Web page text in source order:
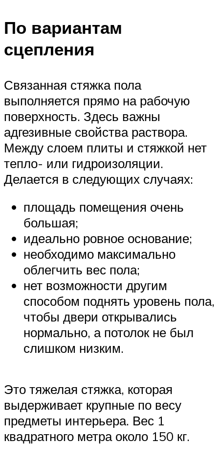
По вариантам
сцепления
Связанная стяжка пола
выполняется прямо на рабочую
поверхность. Здесь важны
адгезивные свойства раствора.
Между слоем плиты и стяжкой нет
тепло- или гидроизоляции.
Делается в следующих случаях:
площадь помещения очень
большая;
идеально ровное основание;
необходимо максимально
облегчить вес пола;
нет возможности другим
способом поднять уровень пола,
чтобы двери открывались
нормально, а потолок не был
слишком низким.
Это тяжелая стяжка, которая
выдерживает крупные по весу
предметы интерьера. Вес 1
квадратного метра около 150 кг.